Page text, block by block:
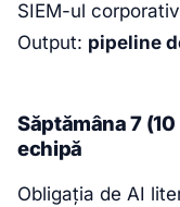
SIEM-ul
Output: pipeline
Săptămâna 7
echipă
Obligația de AI